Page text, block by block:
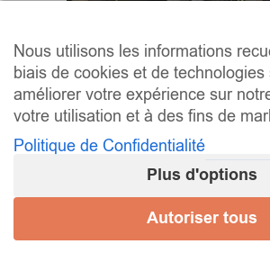
Nous utilisons les informations
biais de cookies et de
améliorer votre expérience sur
votre utilisation et à des fins de
Politique de Confidentialité
Plus d'options
Autoriser tous